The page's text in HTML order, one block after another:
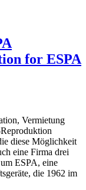
for ESPA
Vermietung
diese Möglichkeit
eine Firma drei
ESPA, eine
die 1962 im